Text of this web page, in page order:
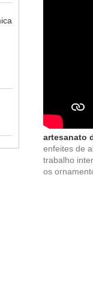
artesanato
enfeites de
trabalho
os